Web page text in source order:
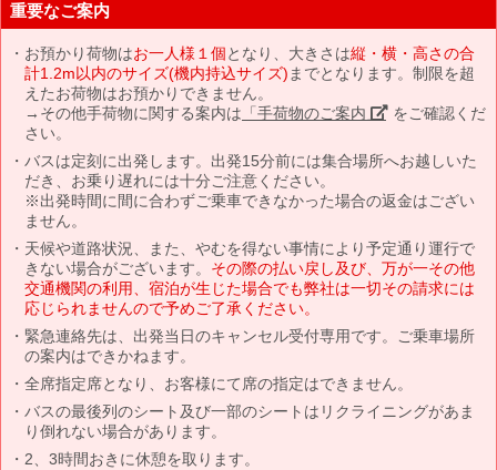
重要なご案内
お預かり荷物はお一人様１個となり、大きさは縦・横・高さの合
計1.2m以内のサイズ(機内持込サイズ) までとなります。制限を超
えたお荷物はお預かりできません。
→その他手荷物に関する案内は 「手荷物のご案内」 をご確認くだ
さい。
バスは定刻に出発します。出発15分前には集合場所へお越しいた
だき、お乗り遅れには十分ご注意ください。
※出発時間に間に合わずご乗車できなかった場合の返金はござい
ません。
天候や道路状況、また、やむを得ない事情により予定通り運行で
きない場合がございます。 その際の払い戻し及び、万が一その他
交通機関の利用、宿泊が生じた場合でも弊社は一切その請求には
応じられませんので予めご了承ください。
緊急連絡先は、出発当日のキャンセル受付専用です。ご乗車場所
の案内はできかねます。
全席指定席となり、お客様にて席の指定はできません。
バスの最後列のシート及び一部のシートはリクライニングがあま
り倒れない場合があります。
2、3時間おきに休憩を取ります。